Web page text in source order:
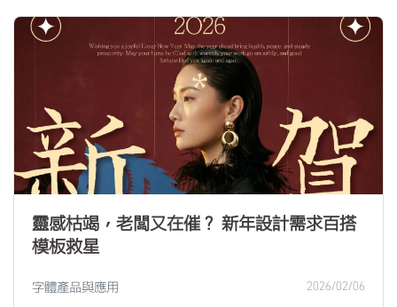
靈感枯竭，老闆又在催？ 新年設計需求百搭
模板救星
字體產品與應用 2026/02/06